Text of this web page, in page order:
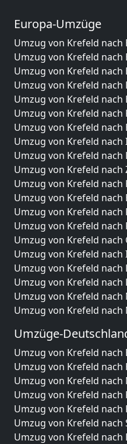
Europa-Umzüge
Umzug von Krefeld nach
Umzug von Krefeld nach
Umzug von Krefeld nach
Umzug von Krefeld nach
Umzug von Krefeld nach
Umzug von Krefeld nach
Umzug von Krefeld
Umzug von Krefeld nach
Umzug von Krefeld nach
Umzug von Krefeld nach
Umzug von Krefeld nach
Umzug von Krefeld nach
Umzug von Krefeld nach
Umzug von Krefeld nach
Umzug von Krefeld nach
Umzug von Krefeld nach
Umzug von Krefeld nach
Umzug von Krefeld nach
Umzug von Krefeld nach
Umzug von Krefeld nach
Umzüge-
Umzug von Krefeld nach
Umzug von Krefeld nach
Umzug von Krefeld nach
Umzug von Krefeld nach
Umzug von Krefeld
Umzug von Krefeld
Umzug von Krefeld nach